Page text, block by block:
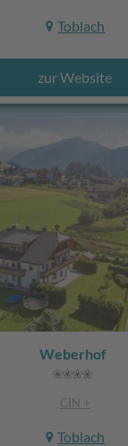
Toblach
zur Website
Weberhof
CIN +
Toblach